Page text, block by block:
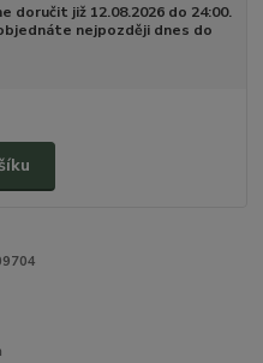
doručit již 12.08.2026 do 24:00.
nejpozději dnes do